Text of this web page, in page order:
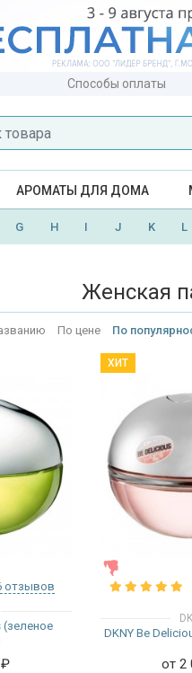
Способы оплаты
АРОМАТЫ ДЛЯ ДОМА
G H I J K L
Женская
По цене По
отзывов
(зеленое
₽
ХИТ
DKNY Be
от 2